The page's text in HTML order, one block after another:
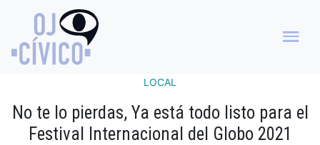
LOCAL
No te lo pierdas, Ya está todo listo para el
Festival Internacional del Globo 2021